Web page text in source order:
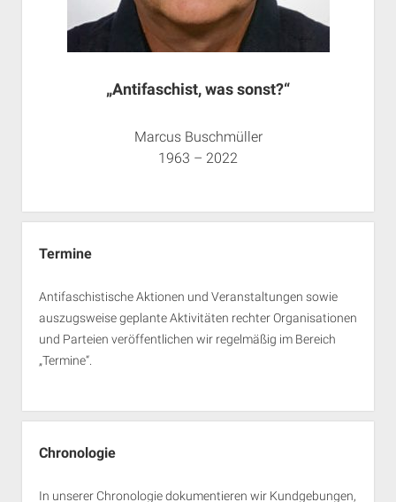
„Antifaschist, was sonst?“
Marcus Buschmüller
1963 – 2022
Termine
Antifaschistische Aktionen und Veranstaltungen sowie
auszugsweise geplante Aktivitäten rechter Organisationen
und Parteien veröffentlichen wir regelmäßig im Bereich
„Termine“.
Chronologie
In unserer Chronologie dokumentieren wir Kundgebungen,